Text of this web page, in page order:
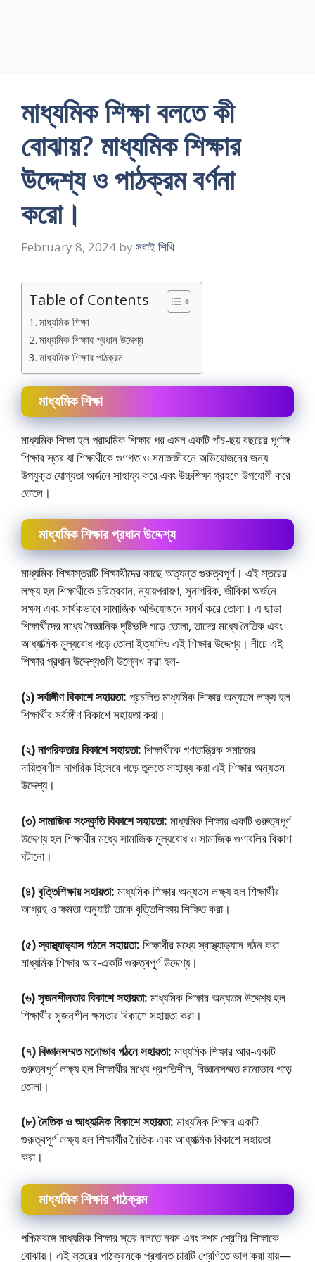
মাধ্যমিক শিক্ষা বলতে কী
বােঝায়? মাধ্যমিক শিক্ষার
উদ্দেশ্য ও পাঠক্রম বর্ণনা
করাে।
February 8, 2024 by সবাই শিখি
Table of Contents
মাধ্যমিক শিক্ষা
মাধ্যমিক শিক্ষার প্রধান উদ্দেশ্য
মাধ্যমিক শিক্ষার পাঠক্রম
মাধ্যমিক শিক্ষা
মাধ্যমিক শিক্ষা হল প্রাথমিক শিক্ষার পর এমন একটি পাঁচ-ছয় বছরের পূর্ণাঙ্গ
শিক্ষার স্তর যা শিক্ষার্থীকে গুণগত ও সমাজজীবনে অভিযােজনের জন্য
উপযুক্ত যোগ্যতা অর্জনে সাহায্য করে এবং উচ্চশিক্ষা গ্রহণে উপযােগী করে
তোলে।
মাধ্যমিক শিক্ষার প্রধান উদ্দেশ্য
মাধ্যমিক শিক্ষাস্তরটি শিক্ষার্থীদের কাছে অত্যন্ত গুরুত্বপূর্ণ। এই স্তরের
লক্ষ্য হল শিক্ষার্থীকে চরিত্রবান, ন্যায়পরায়ণ, সুনাগরিক, জীবিকা অর্জনে
সক্ষম এবং সার্থকভাবে সামাজিক অভিযােজনে সমর্থ করে তােলা। এ ছাড়া
শিক্ষার্থীদের মধ্যে বৈজ্ঞানিক দৃষ্টিভঙ্গি গড়ে তােলা, তাদের মধ্যে নৈতিক এবং
আধ্যাত্মিক মূল্যবােধ গড়ে তােলা ইত্যাদিও এই শিক্ষার উদ্দেশ্য। নীচে এই
শিক্ষার প্রধান উদ্দেশ্যগুলি উল্লেখ করা হল-
(১) সর্বাঙ্গীণ বিকাশে সহায়তা: প্রচলিত মাধ্যমিক শিক্ষার অন্যতম লক্ষ্য হল
শিক্ষার্থীর সর্বাঙ্গীণ বিকাশে সহায়তা করা।
(২) নাগরিকতার বিকাশে সহায়তা: শিক্ষার্থীকে গণতান্ত্রিক সমাজের
দায়িত্বশীল নাগরিক হিসেবে গড়ে তুলতে সাহায্য করা এই শিক্ষার অন্যতম
উদ্দেশ্য।
(৩) সামাজিক সংস্কৃতি বিকাশে সহায়তা: মাধ্যমিক শিক্ষার একটি গুরুত্বপূর্ণ
উদ্দেশ্য হল শিক্ষার্থীর মধ্যে সামাজিক মূল্যবােধ ও সামাজিক গুণাবলির বিকাশ
ঘটানাে।
(৪) বৃত্তিশিক্ষায় সহায়তা: মাধ্যমিক শিক্ষার অন্যতম লক্ষ্য হল শিক্ষার্থীর
আগ্রহ ও ক্ষমতা অনুযায়ী তাকে বৃত্তিশিক্ষায় শিক্ষিত করা।
(৫) স্বাস্থ্যাভ্যাস গঠনে সহায়তা: শিক্ষার্থীর মধ্যে স্বাস্থ্যাভ্যাস গঠন করা
মাধ্যমিক শিক্ষার আর-একটি গুরুত্বপূর্ণ উদ্দেশ্য।
(৬) সৃজনশীলতার বিকাশে সহায়তা: মাধ্যমিক শিক্ষার অন্যতম উদ্দেশ্য হল
শিক্ষার্থীর সৃজনশীল ক্ষমতার বিকাশে সহায়তা করা।
(৭) বিজ্ঞানসম্মত মনোভাব গঠনে সহায়তা: মাধ্যমিক শিক্ষার আর-একটি
গুরুত্বপূর্ণ লক্ষ্য হল শিক্ষার্থীর মধ্যে প্রগতিশীল, বিজ্ঞানসম্মত মনােভাব গড়ে
তােলা।
(৮) নৈতিক ও আধ্যাত্মিক বিকাশে সহায়তা: মাধ্যমিক শিক্ষার একটি
গুরুত্বপূর্ণ লক্ষ্য হল শিক্ষার্থীর নৈতিক এবং আধ্যাত্মিক বিকাশে সহায়তা
করা।
মাধ্যমিক শিক্ষার পাঠক্রম
পশ্চিমবঙ্গে মাধ্যমিক শিক্ষার স্তর বলতে নবম এবং দশম শ্রেণির শিক্ষাকে
বােঝায়। এই স্তরের পাঠক্রমকে প্রধানত চারটি শ্রেণিতে ভাগ করা যায়—